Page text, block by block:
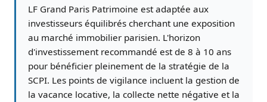
LF Grand Paris Patrimoine est adaptée aux
investisseurs équilibrés cherchant une exposition
au marché immobilier parisien. L'horizon
d'investissement recommandé est de 8 à 10 ans
pour bénéficier pleinement de la stratégie de la
SCPI. Les points de vigilance incluent la gestion de
la vacance locative, la collecte nette négative et la